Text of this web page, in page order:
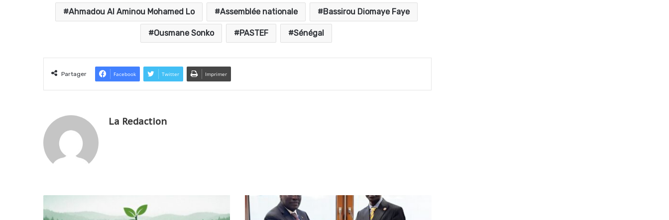
Ahmadou Al Aminou Mohamed Lo Assemblée nationale Bassirou Diomaye Faye
Ousmane Sonko PASTEF Sénégal
Partager Facebook Twitter Imprimer
La Redaction